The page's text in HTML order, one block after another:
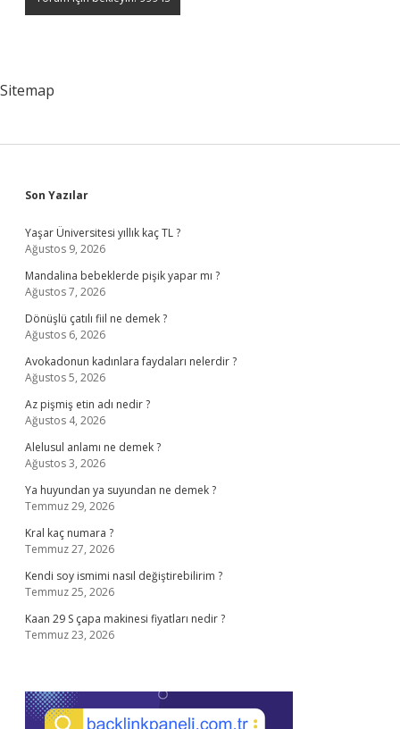
Sitemap
Sidebar
Son Yazılar
Yaşar Üniversitesi yıllık kaç TL ?
Ağustos 9, 2026
Mandalina bebeklerde pişik yapar mı ?
Ağustos 7, 2026
Dönüşlü çatılı fiil ne demek ?
Ağustos 6, 2026
Avokadonun kadınlara faydaları nelerdir ?
Ağustos 5, 2026
Az pişmiş etin adı nedir ?
Ağustos 4, 2026
Alelusul anlamı ne demek ?
Ağustos 3, 2026
Ya huyundan ya suyundan ne demek ?
Temmuz 29, 2026
Kral kaç numara ?
Temmuz 27, 2026
Kendi soy ismimi nasıl değiştirebilirim ?
Temmuz 25, 2026
Kaan 29 S çapa makinesi fiyatları nedir ?
Temmuz 23, 2026